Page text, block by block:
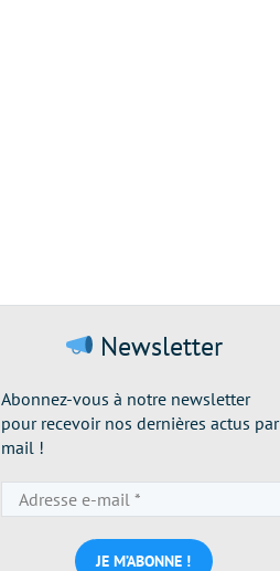
Newsletter
Abonnez-vous à notre newsletter
pour recevoir nos dernières actus par
mail !
e-
mail
*